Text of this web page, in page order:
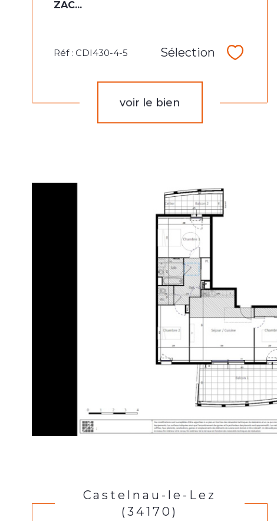
ZAC...
Réf : CDI430-4-5 Sélection
voir le bien
Castelnau-le-Lez
(34170)